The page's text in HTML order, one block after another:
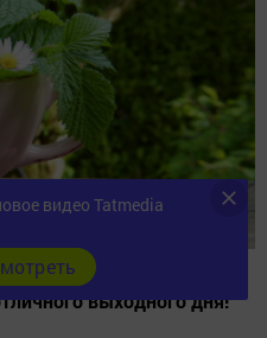
выходного дня!
видео Tatmedia